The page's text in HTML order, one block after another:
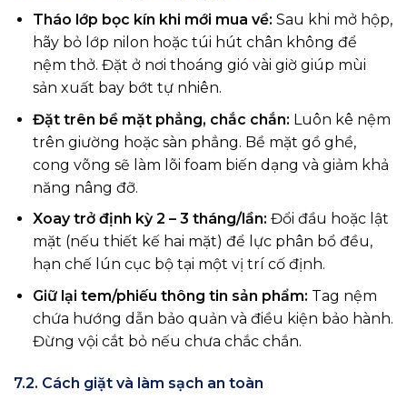
Tháo lớp bọc kín khi mới mua về: Sau khi mở hộp,
hãy bỏ lớp nilon hoặc túi hút chân không để
nệm thở. Đặt ở nơi thoáng gió vài giờ giúp mùi
sản xuất bay bớt tự nhiên.
Đặt trên bề mặt phẳng, chắc chắn: Luôn kê nệm
trên giường hoặc sàn phẳng. Bề mặt gồ ghề,
cong võng sẽ làm lõi foam biến dạng và giảm khả
năng nâng đỡ.
Xoay trở định kỳ 2 – 3 tháng/lần: Đổi đầu hoặc lật
mặt (nếu thiết kế hai mặt) để lực phân bổ đều,
hạn chế lún cục bộ tại một vị trí cố định.
Giữ lại tem/phiếu thông tin sản phẩm: Tag nệm
chứa hướng dẫn bảo quản và điều kiện bảo hành.
Đừng vội cắt bỏ nếu chưa chắc chắn.
7.2. Cách giặt và làm sạch an toàn